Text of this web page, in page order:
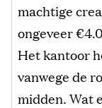
machtige
ongeveer
Het kantoor
vanwege de
midden. Wat